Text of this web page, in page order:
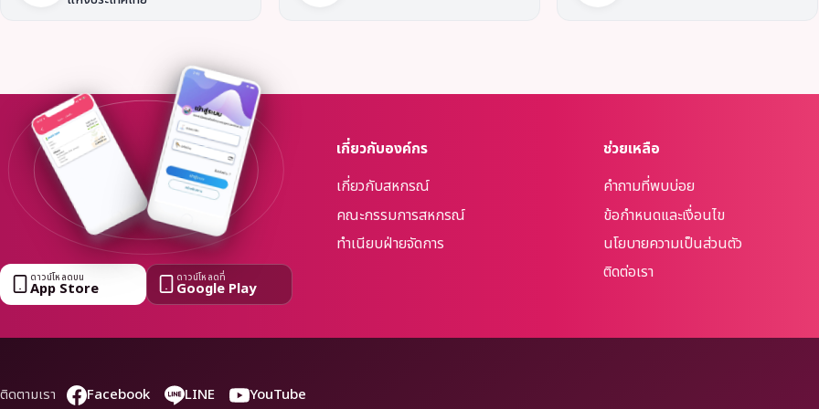
ดาวน์โหลดบน
App Store
ดาวน์โหลดที่
Google Play
เกี่ยวกับองค์กร
เกี่ยวกับสหกรณ์
คณะกรรมการสหกรณ์
ทำเนียบฝ่ายจัดการ
ช่วยเหลือ
คำถามที่พบบ่อย
ข้อกำหนดและเงื่อนไข
นโยบายความเป็นส่วนตัว
ติดต่อเรา
ติดตามเรา Facebook LINE YouTube